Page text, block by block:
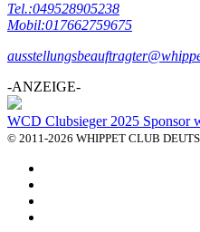
Tel.:049528905238
Mobil:017662759675
-ANZEIGE-
WCD Clubsieger 2025 Sponsor
© 2011-2026 WHIPPET CLUB